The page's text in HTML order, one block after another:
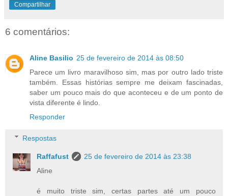
Compartilhar
6 comentários:
Aline Basilio 25 de fevereiro de 2014 às 08:50
Parece um livro maravilhoso sim, mas por outro lado triste
também. Essas histórias sempre me deixam fascinadas,
saber um pouco mais do que aconteceu e de um ponto de
vista diferente é lindo.
Responder
Respostas
Raffafust
25 de fevereiro de 2014 às 23:38
Aline
é muito triste sim, certas partes até um pouco